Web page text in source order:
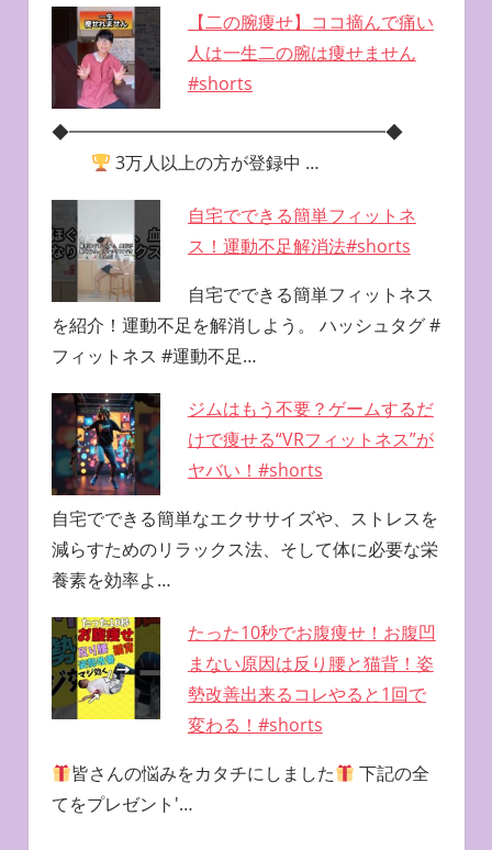
【二の腕痩せ】ココ摘んで痛い
人は一生二の腕は痩せません
#shorts
◆━━━━━━━━━━━━━━━━━━◆
3万人以上の方が登録中 …
自宅でできる簡単フィットネ
ス！運動不足解消法#shorts
自宅でできる簡単フィットネス
を紹介！運動不足を解消しよう。 ハッシュタグ #
フィットネス #運動不足…
ジムはもう不要？ゲームするだ
けで痩せる“VRフィットネス”が
ヤバい！#shorts
自宅でできる簡単なエクササイズや、ストレスを
減らすためのリラックス法、そして体に必要な栄
養素を効率よ…
たった10秒でお腹痩せ！お腹凹
まない原因は反り腰と猫背！姿
勢改善出来るコレやると1回で
変わる！#shorts
皆さんの悩みをカタチにしました
下記の全
てをプレゼント'…